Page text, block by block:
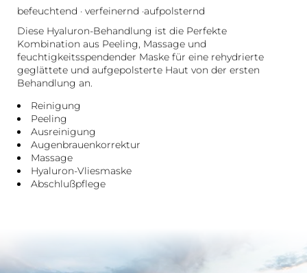
befeuchtend · verfeinernd ·aufpolsternd
Diese Hyaluron-Behandlung ist die Perfekte
Kombination aus Peeling, Massage und
feuchtigkeitsspendender Maske für eine rehydrierte
geglättete und aufgepolsterte Haut von der ersten
Behandlung an.
Reinigung
Peeling
Ausreinigung
Augenbrauenkorrektur
Massage
Hyaluron-Vliesmaske
Abschlußpflege